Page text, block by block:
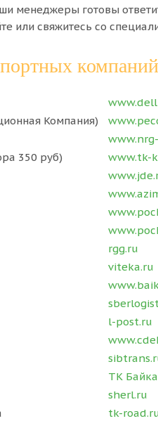
менеджеры готовы
или свяжитесь со
Компания)
350 руб)
www.tk-
rgg.ru
viteka.ru
l-post.ru
ТК
sherl.ru
tk-